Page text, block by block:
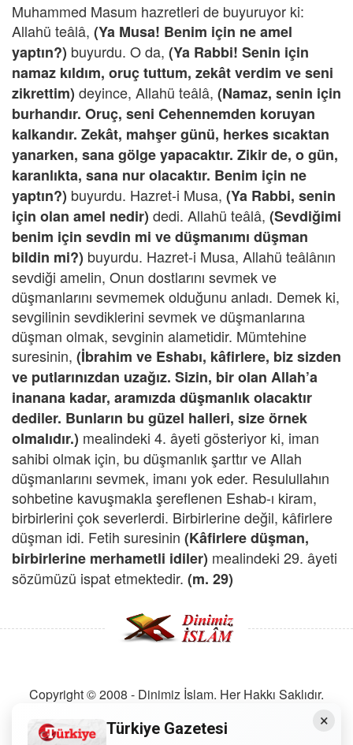
Muhammed Masum hazretleri de buyuruyor ki:
Allahü teâlâ, (Ya Musa! Benim için ne amel
yaptın?) buyurdu. O da, (Ya Rabbi! Senin için
namaz kıldım, oruç tuttum, zekât verdim ve seni
zikrettim) deyince, Allahü teâlâ, (Namaz, senin için
burhandır. Oruç, seni Cehennemden koruyan
kalkandır. Zekât, mahşer günü, herkes sıcaktan
yanarken, sana gölge yapacaktır. Zikir de, o gün,
karanlıkta, sana nur olacaktır. Benim için ne
yaptın?) buyurdu. Hazret-i Musa, (Ya Rabbi, senin
için olan amel nedir) dedi. Allahü teâlâ, (Sevdiğimi
benim için sevdin mi ve düşmanımı düşman
bildin mi?) buyurdu. Hazret-i Musa, Allahü teâlânın
sevdiği amelin, Onun dostlarını sevmek ve
düşmanlarını sevmemek olduğunu anladı. Demek ki,
sevgilinin sevdiklerini sevmek ve düşmanlarına
düşman olmak, sevginin alametidir. Mümtehine
suresinin, (İbrahim ve Eshabı, kâfirlere, biz sizden
ve putlarınızdan uzağız. Sizin, bir olan Allah’a
inanana kadar, aramızda düşmanlık olacaktır
dediler. Bunların bu güzel halleri, size örnek
olmalıdır.) mealindeki 4. âyeti gösteriyor ki, iman
sahibi olmak için, bu düşmanlık şarttır ve Allah
düşmanlarını sevmek, imanı yok eder. Resulullahın
sohbetine kavuşmakla şereflenen Eshab-ı kiram,
birbirlerini çok severlerdi. Birbirlerine değil, kâfirlere
düşman idi. Fetih suresinin (Kâfirlere düşman,
birbirlerine merhametli idiler) mealindeki 29. âyeti
sözümüzü ispat etmektedir. (m. 29)
Copyright © 2008 - Dinimiz İslam. Her Hakkı Saklıdır.
Sitemizdeki bilgiler, bütün insanların istifadesi için
×
Türkiye Gazetesi